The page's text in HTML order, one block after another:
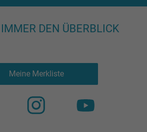
DEN ÜBERBLICK
Meine Merkliste